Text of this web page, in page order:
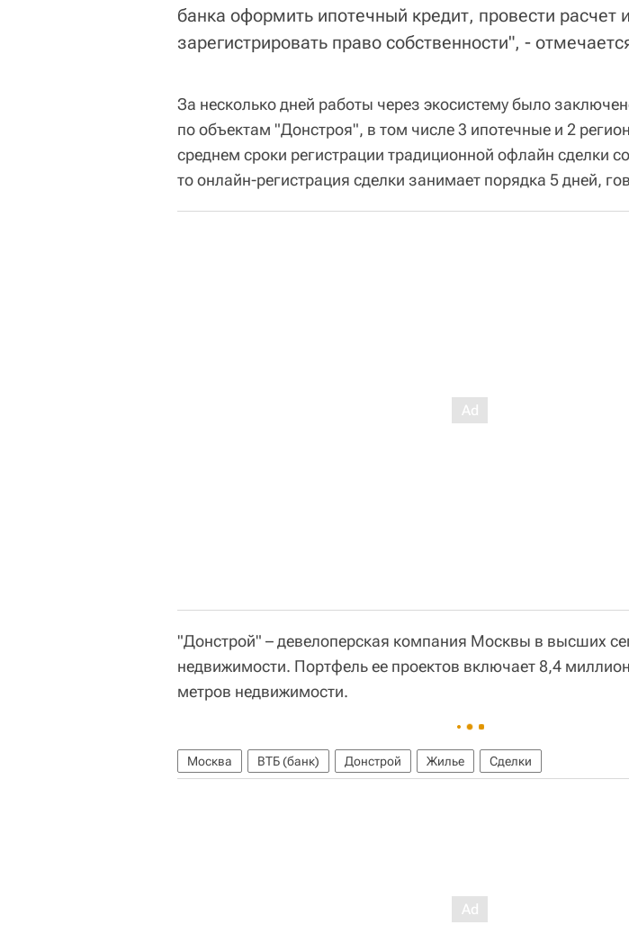
банка оформить ипотечный кредит, провести расчет
зарегистрировать право собственности", -
За несколько дней работы через экосистему было
по объектам "Донстроя", в том числе 3 ипотечные и 2
среднем сроки регистрации традиционной офлайн сделки
то онлайн-регистрация сделки занимает порядка 5 дней,
"Донстрой" – девелоперская компания Москвы в высших
недвижимости. Портфель ее проектов включает 8,4
метров недвижимости.
Москва ВТБ (банк) Донстрой Жилье Сделки